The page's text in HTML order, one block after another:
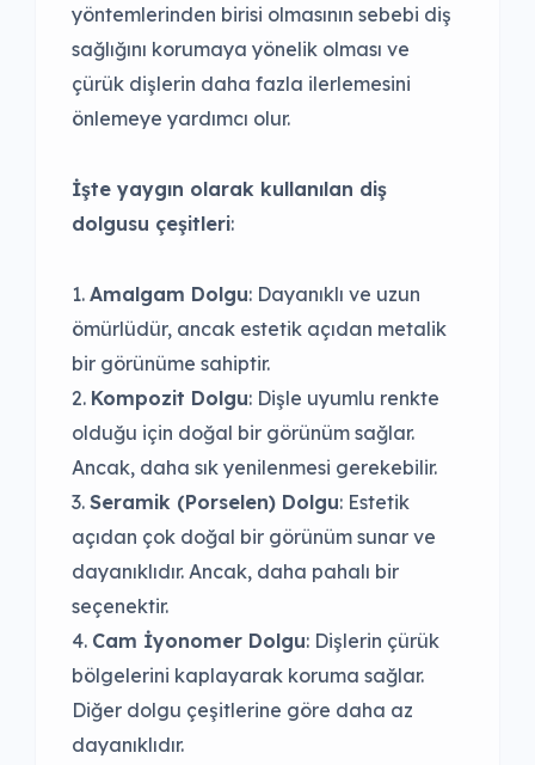
yöntemlerinden birisi olmasının sebebi diş
sağlığını korumaya yönelik olması ve
çürük dişlerin daha fazla ilerlemesini
önlemeye yardımcı olur.
İşte yaygın olarak kullanılan diş
dolgusu çeşitleri:
Amalgam Dolgu: Dayanıklı ve uzun
ömürlüdür, ancak estetik açıdan metalik
bir görünüme sahiptir.
Kompozit Dolgu: Dişle uyumlu renkte
olduğu için doğal bir görünüm sağlar.
Ancak, daha sık yenilenmesi gerekebilir.
Seramik (Porselen) Dolgu: Estetik
açıdan çok doğal bir görünüm sunar ve
dayanıklıdır. Ancak, daha pahalı bir
seçenektir.
Cam İyonomer Dolgu: Dişlerin çürük
bölgelerini kaplayarak koruma sağlar.
Diğer dolgu çeşitlerine göre daha az
dayanıklıdır.